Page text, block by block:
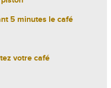
5 minutes le café
votre café